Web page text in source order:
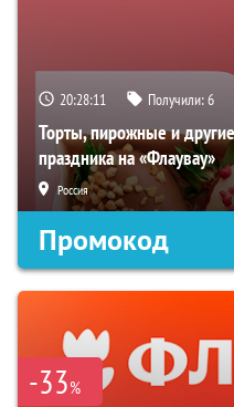
20:28:11 Получили:6
Торты, пирожные и
праздника на «Флаувау»
Россия
Промокод
-33%